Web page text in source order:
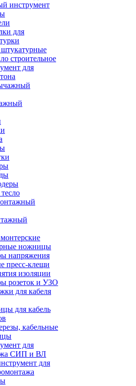
инструмент
для
строительное
для
ножницы
напряжения
пресс-клещи
изоляции
розеток и УЗО
для кабеля
для кабель
кабельные
для
СИП и ВЛ
для